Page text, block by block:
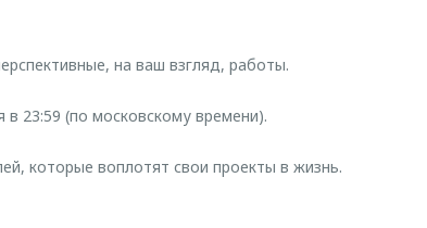
на ваш взгляд, работы.
23:59 (по московскому времени).
которые воплотят свои проекты в жизнь.